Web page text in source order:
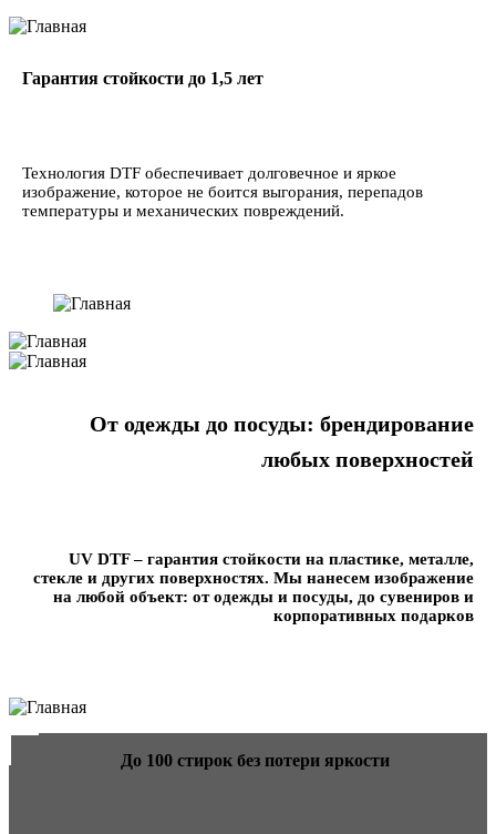
Гарантия стойкости до 1,5 лет
Технология DTF обеспечивает долговечное и яркое
изображение, которое не боится выгорания, перепадов
температуры и механических повреждений.
От одежды до посуды: брендирование
любых поверхностей
UV DTF – гарантия стойкости на пластике, металле,
стекле и других поверхностях. Мы нанесем изображение
на любой объект: от одежды и посуды, до сувениров и
корпоративных подарков
До 100 стирок без потери яркости